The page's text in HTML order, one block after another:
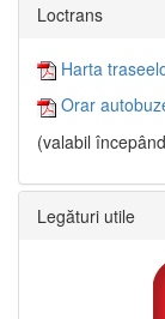
Loctrans
Harta
Orar
(valabil
Legături utile